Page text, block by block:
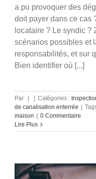
a pu provoquer des
doit payer dans ce cas
locataire ? Le syndic ?
scénarios possibles et
responsabilités, et sur
Bien identifier où [...]
Par | | Catégories :
de canalisation enterrée |
maison | 0 Commentaire
Lire Plus
Quelques
vos